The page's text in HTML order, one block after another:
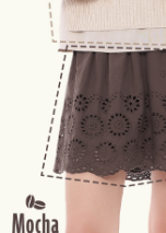
關於MOMA
網站須知與政策